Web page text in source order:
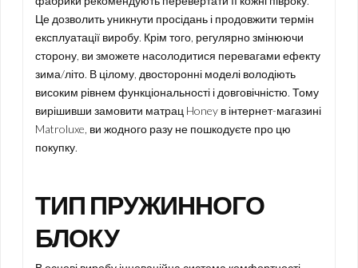
Це дозволить уникнути просідань і продовжити термін
експлуатації виробу. Крім того, регулярно змінюючи
сторону, ви зможете насолодитися перевагами ефекту
зима/літо. В цілому, двосторонні моделі володіють
високим рівнем функціональності і довговічністю. Тому
вирішивши замовити матрац Honey в інтернет-магазині
Matroluxe, ви жодного разу не пошкодуєте про цю
покупку.
ТИП ПРУЖИННОГО
БЛОКУ